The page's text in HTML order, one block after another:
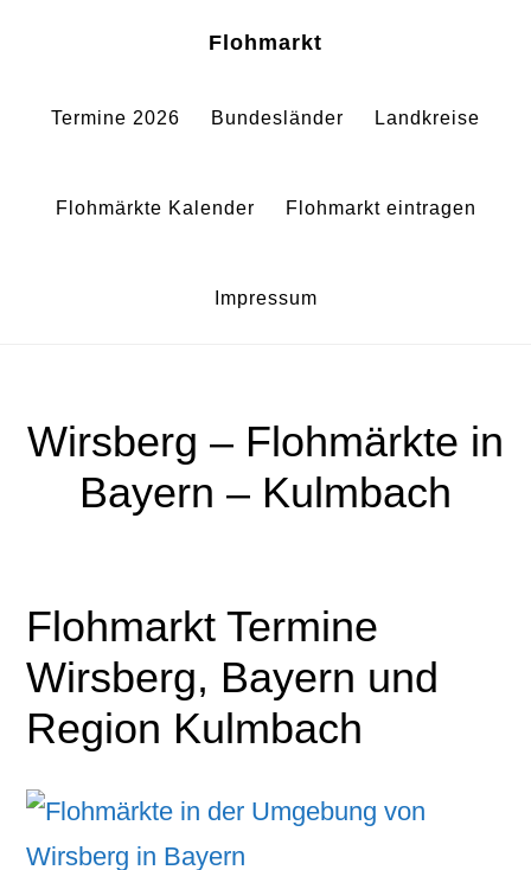
springen
springen
Flohmarkt
Termine 2026 Bundesländer Landkreise
Flohmärkte Kalender Flohmarkt eintragen
Impressum
Wirsberg – Flohmärkte in
Bayern – Kulmbach
Flohmarkt Termine
Wirsberg, Bayern und
Region Kulmbach